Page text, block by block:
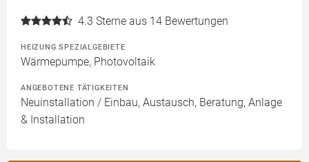
4.3 Sterne aus 14 Bewertungen
HEIZUNG SPEZIALGEBIETE
Wärmepumpe, Photovoltaik
ANGEBOTENE TÄTIGKEITEN
Neuinstallation / Einbau, Austausch, Beratung, Anlage
& Installation